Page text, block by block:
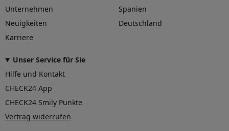
Unternehmen
Neuigkeiten
Karriere
Spanien
Deutschland
Unser Service für Sie
Hilfe und Kontakt
CHECK24 App
CHECK24 Smily Punkte
Vertrag widerrufen